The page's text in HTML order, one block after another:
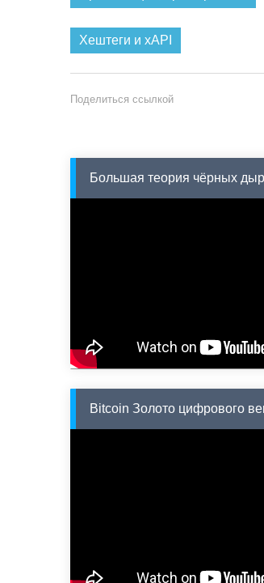
Хештеги и xAPI
Поделиться ссылкой
Большая теория чёрных
Bitcoin Золото цифрового